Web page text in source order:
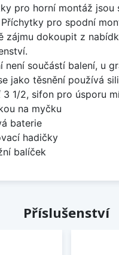
pro horní montáž jsou
Příchytky pro spodní
zájmu dokoupit z
není součástí balení, u
jako těsnění používá
3 1/2, sifon pro úsporu
na myčku
baterie
hadičky
balíček
Příslušenství